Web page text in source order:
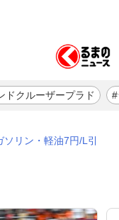
ドクルーザープラド
リン・軽油7円/L引